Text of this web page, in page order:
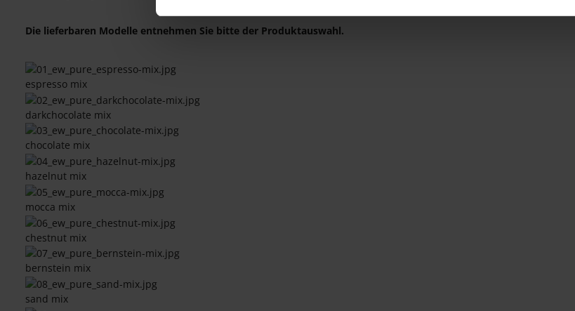
Die lieferbaren Modelle entnehmen Sie bitte der Produktauswahl.
espresso mix
darkchocolate mix
chocolate mix
hazelnut mix
mocca mix
chestnut mix
bernstein mix
sand mix